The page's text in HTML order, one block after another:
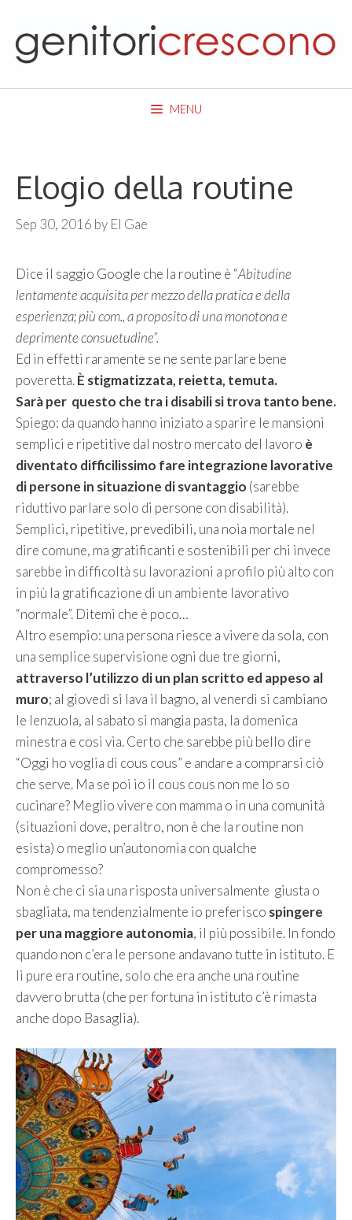
content
MENU
Elogio della routine
Sep 30, 2016 by El Gae
Dice il saggio Google che la routine è “Abitudine
lentamente acquisita per mezzo della pratica e della
esperienza; più com., a proposito di una monotona e
deprimente consuetudine”.
Ed in effetti raramente se ne sente parlare bene
poveretta.È stigmatizzata, reietta, temuta.
Sarà per questo che tra i disabili si trova tanto bene.
Spiego: da quando hanno iniziato a sparire le mansioni
semplici e ripetitive dal nostro mercato del lavoro è
diventato difficilissimo fare integrazione lavorative
di persone in situazione di svantaggio (sarebbe
riduttivo parlare solo di persone con disabilità).
Semplici, ripetitive, prevedibili, una noia mortale nel
dire comune, ma gratificanti e sostenibili per chi invece
sarebbe in difficoltà su lavorazioni a profilo più alto con
in più la gratificazione di un ambiente lavorativo
“normale”. Ditemi che è poco…
Altro esempio: una persona riesce a vivere da sola, con
una semplice supervisione ogni due tre giorni,
attraverso l’utilizzo di un plan scritto ed appeso al
muro; al giovedì si lava il bagno, al venerdì si cambiano
le lenzuola, al sabato si mangia pasta, la domenica
minestra e così via. Certo che sarebbe più bello dire
“Oggi ho voglia di cous cous” e andare a comprarsi ciò
che serve. Ma se poi io il cous cous non me lo so
cucinare? Meglio vivere con mamma o in una comunità
(situazioni dove, peraltro, non è che la routine non
esista) o meglio un’autonomia con qualche
compromesso?
Non è che ci sia una risposta universalmente giusta o
sbagliata, ma tendenzialmente io preferisco spingere
per una maggiore autonomia, il più possibile. In fondo
quando non c’era le persone andavano tutte in istituto. E
lì pure era routine, solo che era anche una routine
davvero brutta (che per fortuna in istituto c’è rimasta
anche dopo Basaglia).